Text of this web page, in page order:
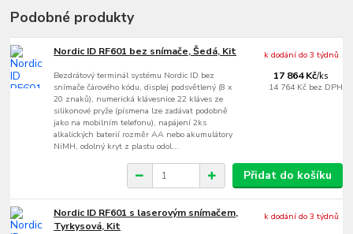
Podobné produkty
Nordic ID RF601 bez snímače, Šedá, Kit
Bezdrátový terminál systému Nordic ID bez
snímače čárového kódu, displej podsvětlený (8 x
20 znaků), numerická klávesnice 22 kláves ze
silikonové pryže (písmena lze zadávat podobně
jako na mobilním telefonu), napájení 2ks
alkalických baterií rozměr AA nebo akumulátory
NiMH, odolný kryt z plastu odol...
17 864 Kč/ks
14 764 Kč bez DPH
k dodání do 3 týdnů
Přidat do košíku
Nordic ID RF601 s laserovým snímačem,
Tyrkysová, Kit
k dodání do 3 týdnů